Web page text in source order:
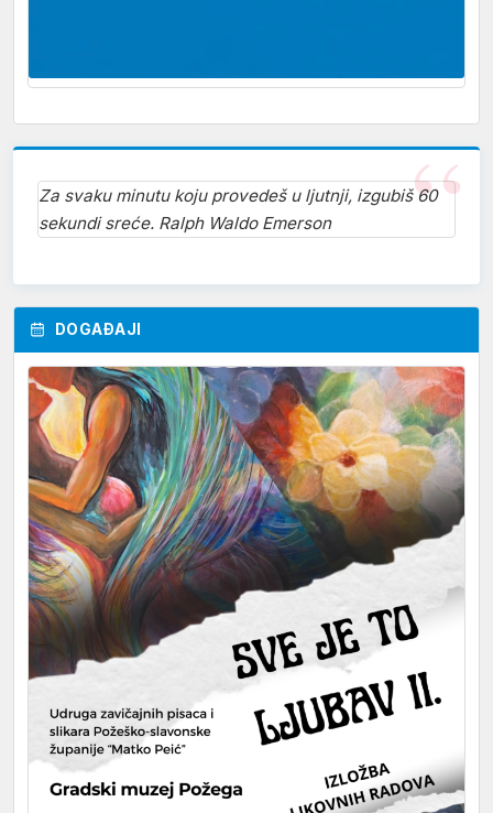
Za svaku minutu koju provedeš u ljutnji, izgubiš 60
sekundi sreće. Ralph Waldo Emerson
DOGAĐAJI